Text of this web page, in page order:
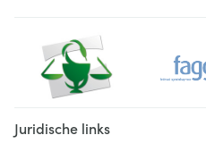
Juridische links